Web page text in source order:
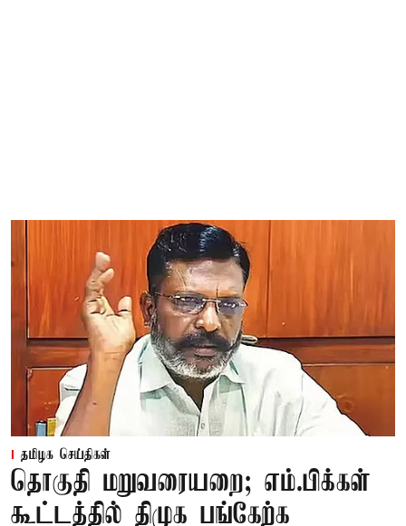
தமிழக செய்திகள்
தொகுதி மறுவரையறை; எம்.பிக்கள்
கூட்டத்தில் திமுக பங்கேற்க